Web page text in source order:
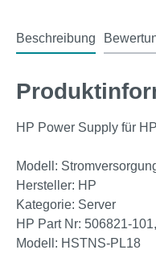
Beschreibung
HP Power Supply für
Modell:
Hersteller: HP
Kategorie: Server
HP Part Nr: 506821-
Modell: HSTNS-PL18